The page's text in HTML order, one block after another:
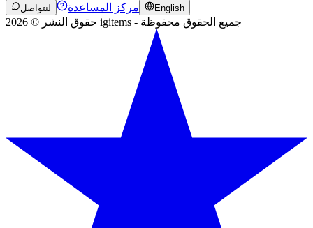
لنتواصل مركز المساعدة English
حقوق النشر © 2026 igitems - جميع الحقوق محفوظة